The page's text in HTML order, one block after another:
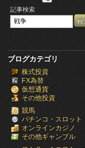
記事検索
ブログカテゴリ
株式投資
FX為替
仮想通貨
その他投資
競馬
パチンコ・スロット
オンラインカジノ
その他ギャンブル